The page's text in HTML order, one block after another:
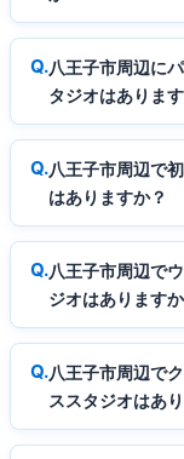
八王子市周辺に
タジオはありま
八王子市周辺で
はありますか？
八王子市周辺で
ジオはあります
八王子市周辺で
ススタジオはあ